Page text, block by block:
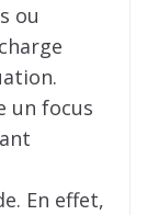
ou
un focus
En effet,